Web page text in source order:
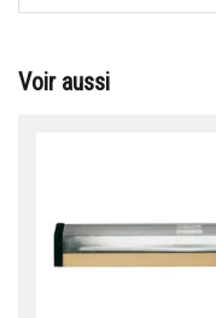
Voir aussi